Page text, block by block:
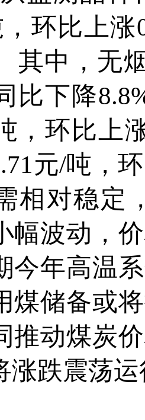
，环比上
其中，无
比下降
，环比上
元/吨，
相对稳定
幅波动，
今年高温
煤储备或
推动煤炭
涨跌震荡